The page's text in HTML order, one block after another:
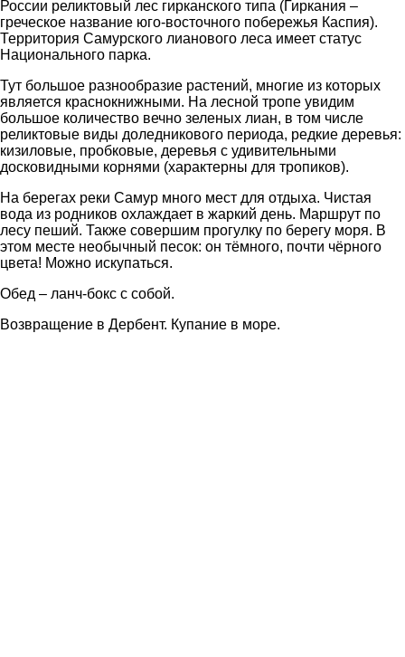
России реликтовый лес гирканского типа (Гиркания –
греческое название юго-восточного побережья Каспия).
Территория Самурского лианового леса имеет статус
Национального парка.
Тут большое разнообразие растений, многие из которых
является краснокнижными. На лесной тропе увидим
большое количество вечно зеленых лиан, в том числе
реликтовые виды доледникового периода, редкие деревья:
кизиловые, пробковые, деревья с удивительными
досковидными корнями (характерны для тропиков).
На берегах реки Самур много мест для отдыха. Чистая
вода из родников охлаждает в жаркий день. Маршрут по
лесу пеший. Также совершим прогулку по берегу моря. В
этом месте необычный песок: он тёмного, почти чёрного
цвета! Можно искупаться.
Обед – ланч-бокс с собой.
Возвращение в Дербент. Купание в море.